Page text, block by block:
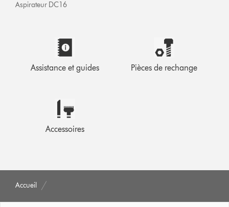
Aspirateur DC16
Assistance et guides Pièces de rechange
Accessoires
Accueil